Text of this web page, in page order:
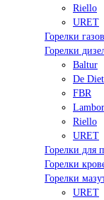
Riello
URET
Горелки
Горелки
Baltur
De
FBR
Riello
URET
Горелки для
Горелки
Горелки
URET